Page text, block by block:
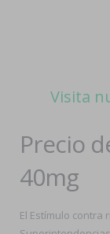
Visita
Precio
40mg
El Estímulo